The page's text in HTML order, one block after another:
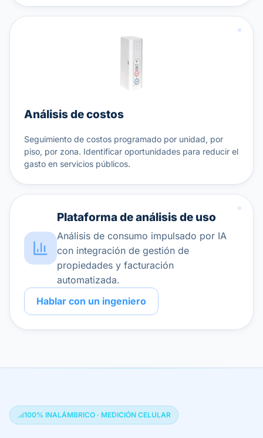
Análisis de costos
Seguimiento de costos programado por unidad, por
piso, por zona. Identificar oportunidades para reducir el
gasto en servicios públicos.
Plataforma de análisis de uso
Análisis de consumo impulsado por IA
con integración de gestión de
propiedades y facturación
automatizada.
Hablar con un ingeniero
100% INALÁMBRICO · MEDICIÓN CELULAR